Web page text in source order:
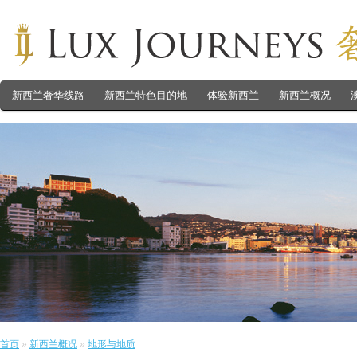
新西兰奢华线路 新西兰特色目的地 体验新西兰 新西兰概况
首页 » 新西兰概况 » 地形与地质